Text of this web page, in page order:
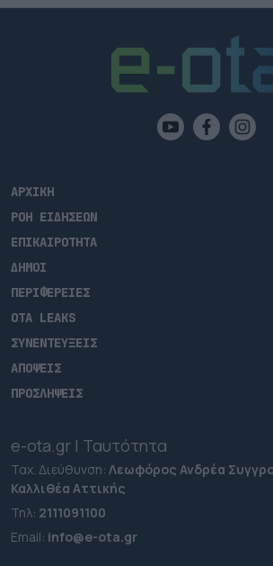
ΑΡΧΙΚΗ
ΡΟΗ ΕΙΔΗΣΕΩΝ
ΕΠΙΚΑΙΡΟΤΗΤΑ
ΔΗΜΟΙ
ΠΕΡΙΦΕΡΕΙΕΣ
OTA LEAKS
ΣΥΝΕΝΤΕΥΞΕΙΣ
ΑΠΟΨΕΙΣ
ΠΡΟΣΛΗΨΕΙΣ
e-ota.gr | Ταυτότητα
Ταχ. Διεύθυνση: Λεωφόρος Ανδρέα
Καλλιθέα Αττικής
Τηλ: 2111091100
Εmail: info@e-ota.gr